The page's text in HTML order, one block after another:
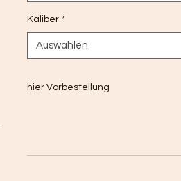
Kaliber *
Auswählen
hier Vorbestellung